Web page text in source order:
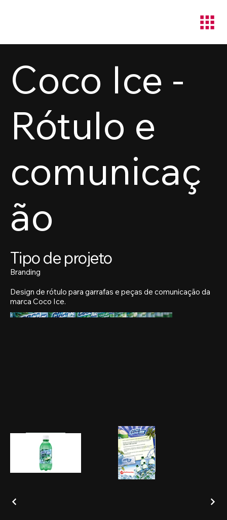
Coco Ice -
Rótulo e
comunicaç
ão
Tipo de projeto
Branding
Design de rótulo para garrafas e peças de comunicação da
marca Coco Ice.